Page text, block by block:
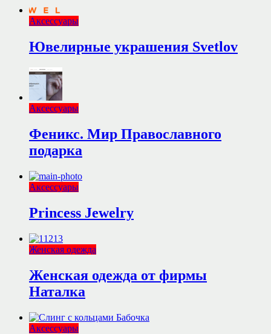
Аксессуары
Ювелирные украшения Svetlov
Аксессуары
Феникс. Мир Православного
подарка
Аксессуары
Princess Jewelry
Женская одежда
Женская одежда от фирмы
Наталка
Аксессуары